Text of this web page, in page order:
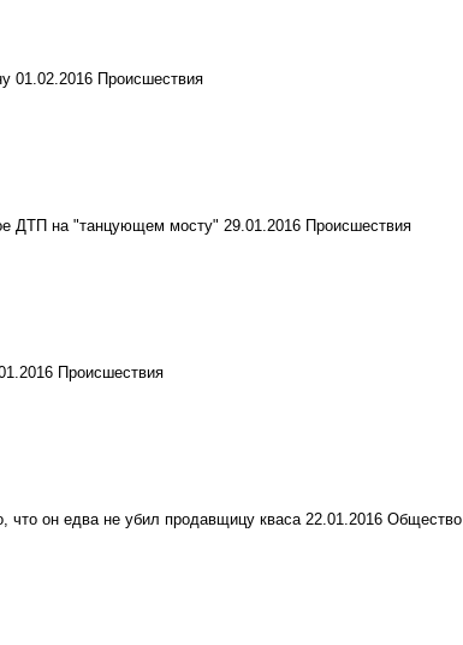
01.02.2016 Происшествия
ДТП на "танцующем мосту" 29.01.2016 Происшествия
Происшествия
что он едва не убил продавщицу кваса 22.01.2016 Общество